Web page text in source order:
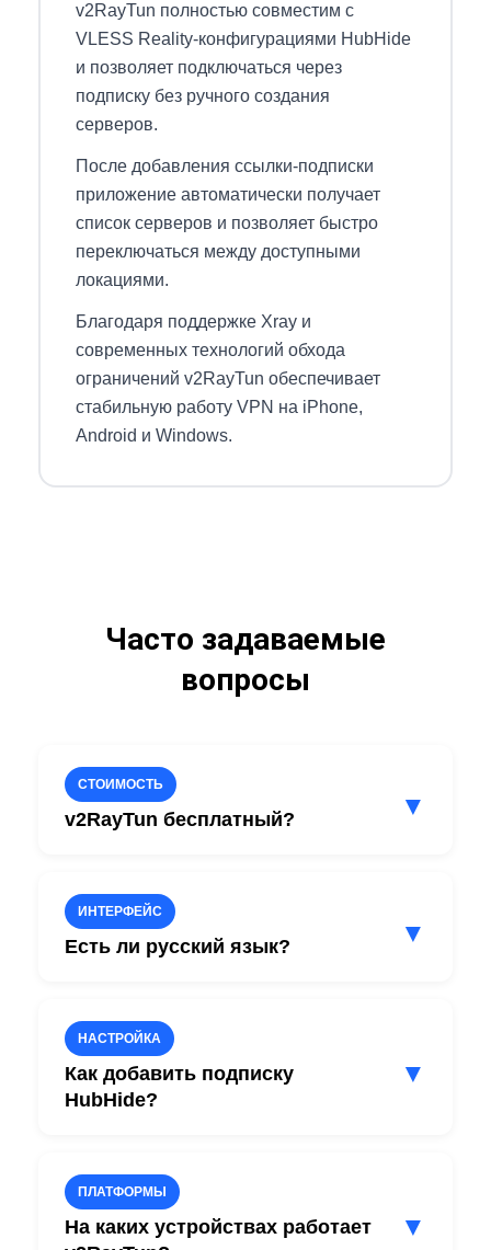
v2RayTun полностью совместим с
VLESS Reality-конфигурациями HubHide
и позволяет подключаться через
подписку без ручного создания
серверов.
После добавления ссылки-подписки
приложение автоматически получает
список серверов и позволяет быстро
переключаться между доступными
локациями.
Благодаря поддержке Xray и
современных технологий обхода
ограничений v2RayTun обеспечивает
стабильную работу VPN на iPhone,
Android и Windows.
Часто задаваемые
вопросы
СТОИМОСТЬ
v2RayTun бесплатный? ▼
бесплатно.
Оплачивается только VPN-доступ
ИНТЕРФЕЙС
Есть ли русский язык? ▼
v2RayTun является удобный
русскоязычный интерфейс.
Благодаря этому приложение подходит
НАСТРОЙКА
Как добавить подписку
HubHide?
▼
вставьте ссылку HubHide или
отсканируйте QR-код.
ПЛАТФОРМЫ
На каких устройствах работает
▼